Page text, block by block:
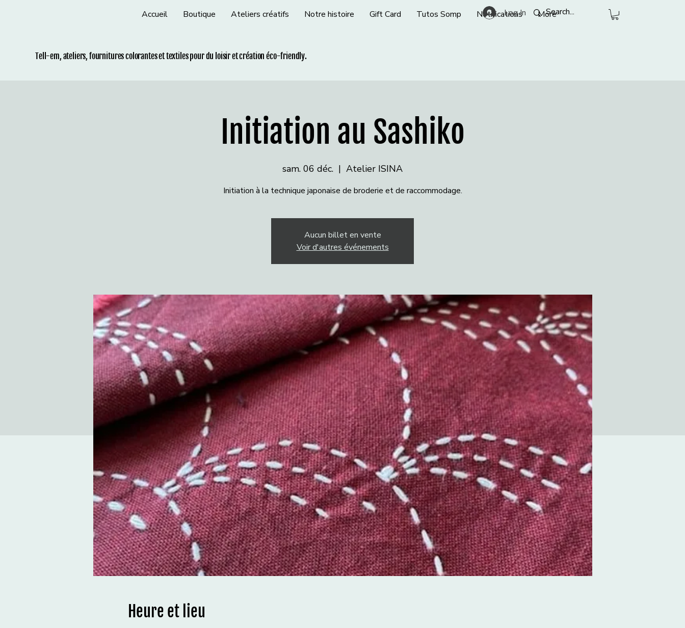
Accueil Boutique Ateliers créatifs Notre histoire Gift Card Tutos Somp Notifications More
Tell-em, ateliers, fournitures colorantes et textiles pour du loisir et création éco-friendly.
Log In
Initiation au Sashiko
sam. 06 déc.
  |
Atelier ISINA
Initiation à la technique japonaise de broderie et de raccommodage.
Aucun billet en vente
Voir d'autres événements
Heure et lieu